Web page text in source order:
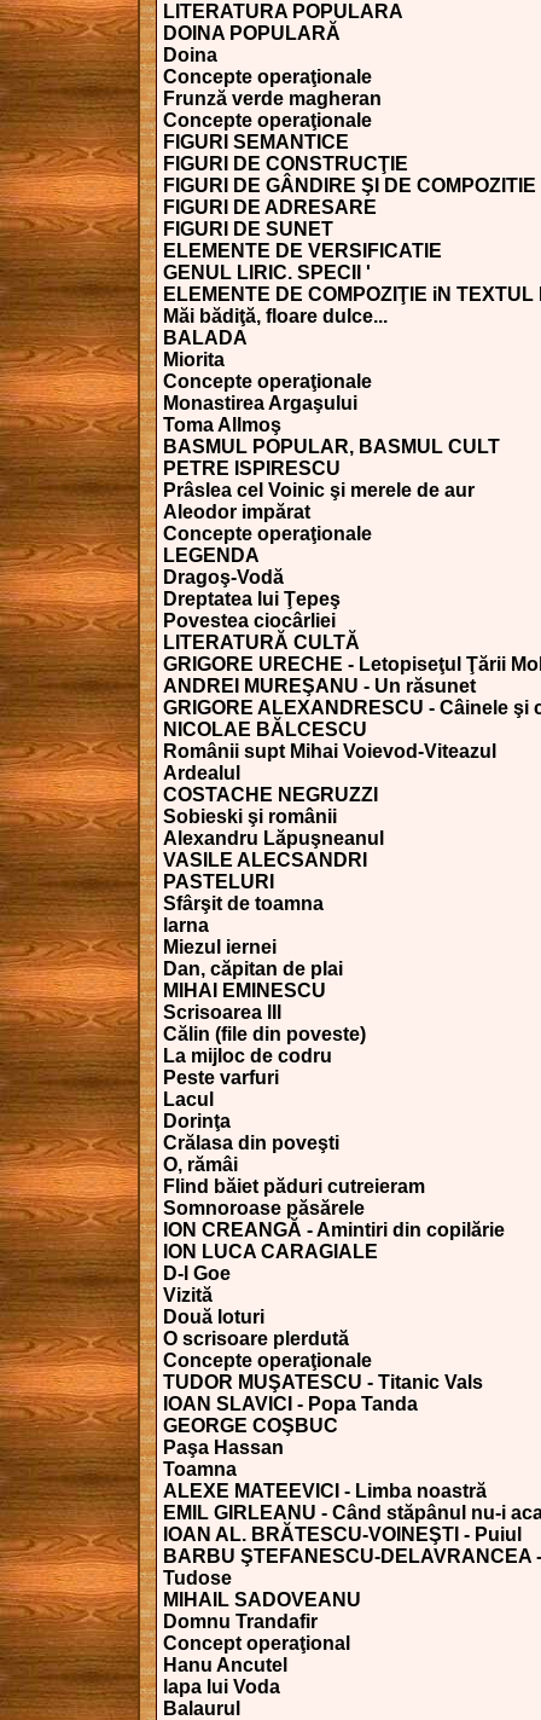
LITERATURA POPULARA
DOINA POPULARĂ
Doina
Concepte operaţionale
Frunză verde magheran
Concepte operaţionale
FIGURI SEMANTICE
FIGURI DE CONSTRUCŢIE
FIGURI DE GÂNDIRE ŞI DE COMPOZITIE
FIGURI DE ADRESARE
FIGURI DE SUNET
ELEMENTE DE VERSIFICATIE
GENUL LIRIC. SPECII '
ELEMENTE DE COMPOZIŢIE iN TEXTUL
Măi bădiţă, floare dulce...
BALADA
Miorita
Concepte operaţionale
Monastirea Argaşului
Toma Allmoş
BASMUL POPULAR, BASMUL CULT
PETRE ISPIRESCU
Prâslea cel Voinic şi merele de aur
Aleodor impărat
Concepte operaţionale
LEGENDA
Dragoş-Vodă
Dreptatea lui Ţepeş
Povestea ciocârliei
LITERATURĂ CULTĂ
GRIGORE URECHE - Letopiseţul Ţării
ANDREI MUREŞANU - Un răsunet
GRIGORE ALEXANDRESCU - Câinele şi
NICOLAE BĂLCESCU
Românii supt Mihai Voievod-Viteazul
Ardealul
COSTACHE NEGRUZZI
Sobieski şi românii
Alexandru Lăpuşneanul
VASILE ALECSANDRI
PASTELURI
Sfârşit de toamna
larna
Miezul iernei
Dan, căpitan de plai
MIHAI EMINESCU
Scrisoarea lIl
Călin (file din poveste)
La mijloc de codru
Peste varfuri
Lacul
Dorinţa
Crălasa din poveşti
O, rămâi
Flind băiet păduri cutreieram
Somnoroase păsărele
ION CREANGĂ - Amintiri din copilărie
ION LUCA CARAGIALE
D-l Goe
Vizită
Două loturi
O scrisoare plerdută
Concepte operaţionale
TUDOR MUŞATESCU - Titanic Vals
IOAN SLAVICI - Popa Tanda
GEORGE COŞBUC
Paşa Hassan
Toamna
ALEXE MATEEVICI - Limba noastră
EMIL GIRLEANU - Când stăpânul nu-i
IOAN AL. BRĂTESCU-VOINEŞTI - Puiul
BARBU ŞTEFANESCU-DELAVRANCEA
Tudose
MIHAIL SADOVEANU
Domnu Trandafir
Concept operaţional
Hanu Ancutel
lapa lui Voda
Balaurul